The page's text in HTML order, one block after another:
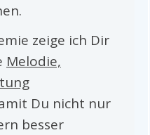
zeige ich Dir
Melodie,
Du nicht nur
besser